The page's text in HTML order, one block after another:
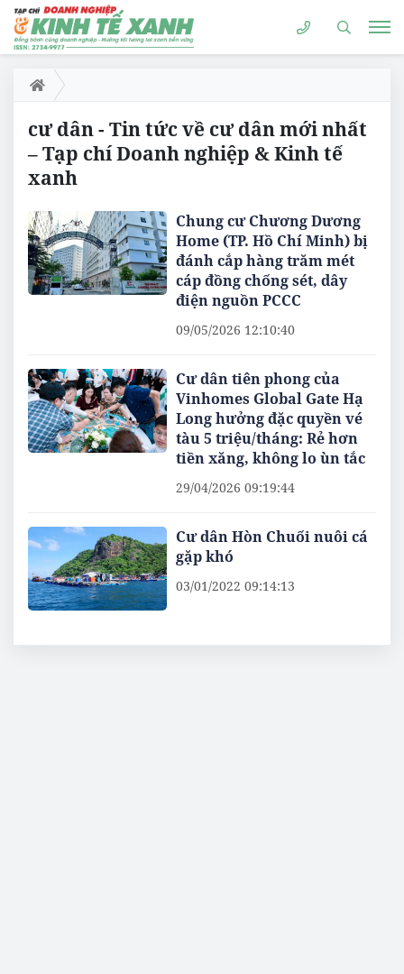
cư dân - Tin tức về cư dân mới nhất
– Tạp chí Doanh nghiệp & Kinh tế
xanh
Chung cư Chương Dương
Home (TP. Hồ Chí Minh) bị
đánh cắp hàng trăm mét
cáp đồng chống sét, dây
điện nguồn PCCC
09/05/2026 12:10:40
Cư dân tiên phong của
Vinhomes Global Gate Hạ
Long hưởng đặc quyền vé
tàu 5 triệu/tháng: Rẻ hơn
tiền xăng, không lo ùn tắc
29/04/2026 09:19:44
Cư dân Hòn Chuối nuôi cá
gặp khó
03/01/2022 09:14:13